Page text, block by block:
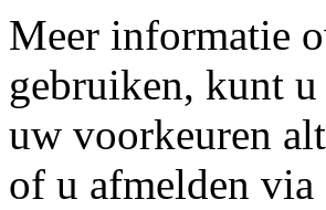
Meer informatie
gebruiken, kunt
uw voorkeuren
of u afmelden